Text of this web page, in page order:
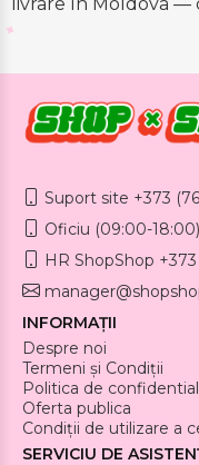
livrare în Moldova —
Suport site +373
Oficiu (09:00-
HR ShopShop
INFORMAȚII
Despre noi
Termeni și Condiții
Politica de
Oferta publica
Condiții de utilizare a
SERVICIU DE